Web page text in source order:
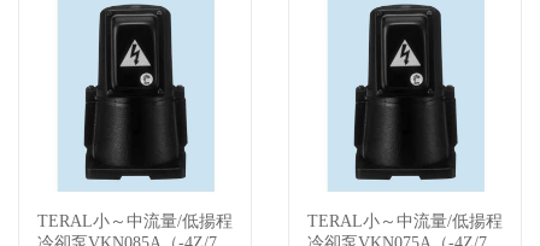
查看詳情
TERAL小～中流量/低揚程
查看詳情
TERAL小～中流量/低揚程